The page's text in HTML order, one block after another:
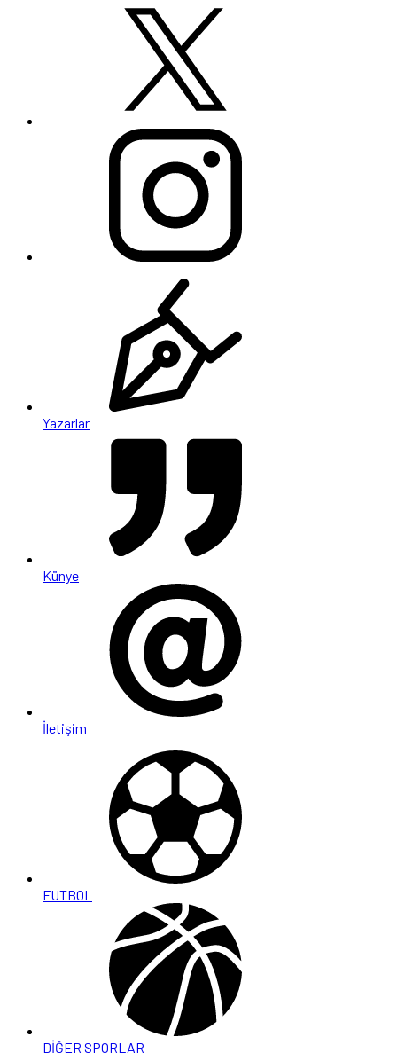
Yazarlar
Künye
İletişim
FUTBOL
DİĞER SPORLAR